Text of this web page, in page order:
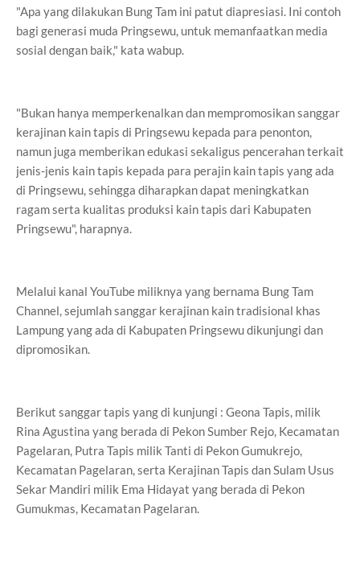
"Apa yang dilakukan Bung Tam ini patut diapresiasi. Ini contoh
bagi generasi muda Pringsewu, untuk memanfaatkan media
sosial dengan baik," kata wabup.
"Bukan hanya memperkenalkan dan mempromosikan sanggar
kerajinan kain tapis di Pringsewu kepada para penonton,
namun juga memberikan edukasi sekaligus pencerahan terkait
jenis-jenis kain tapis kepada para perajin kain tapis yang ada
di Pringsewu, sehingga diharapkan dapat meningkatkan
ragam serta kualitas produksi kain tapis dari Kabupaten
Pringsewu", harapnya.
Melalui kanal YouTube miliknya yang bernama Bung Tam
Channel, sejumlah sanggar kerajinan kain tradisional khas
Lampung yang ada di Kabupaten Pringsewu dikunjungi dan
dipromosikan.
Berikut sanggar tapis yang di kunjungi : Geona Tapis, milik
Rina Agustina yang berada di Pekon Sumber Rejo, Kecamatan
Pagelaran, Putra Tapis milik Tanti di Pekon Gumukrejo,
Kecamatan Pagelaran, serta Kerajinan Tapis dan Sulam Usus
Sekar Mandiri milik Ema Hidayat yang berada di Pekon
Gumukmas, Kecamatan Pagelaran.